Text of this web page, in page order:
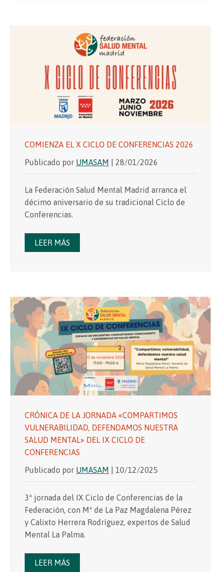
COMIENZA EL X CICLO DE CONFERENCIAS 2026
Publicado por UMASAM | 28/01/2026
La Federación Salud Mental Madrid arranca el
décimo aniversario de su tradicional Ciclo de
Conferencias.
LEER MÁS
CRÓNICA DE LA JORNADA «COMPARTIMOS
VULNERABILIDAD, DEFENDAMOS NUESTRA
SALUD MENTAL» DEL IX CICLO DE
CONFERENCIAS
Publicado por UMASAM | 10/12/2025
3ª jornada del IX Ciclo de Conferencias de la
Federación, con Mª de La Paz Magdalena Pérez
y Calixto Herrera Rodríguez, expertos de Salud
Mental La Palma.
LEER MÁS